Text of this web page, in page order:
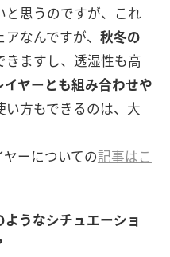
思うのですが、これ
なんですが、 秋冬の
きますし、透湿性も高
ヤーとも組み合わせや
方もできるのは、大
ヤーについての記事はこ
うなシチュエーショ